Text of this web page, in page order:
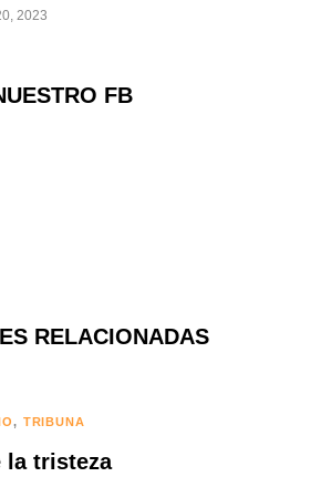
2023
FB
RELACIONADAS
TRIBUNA
la tristeza